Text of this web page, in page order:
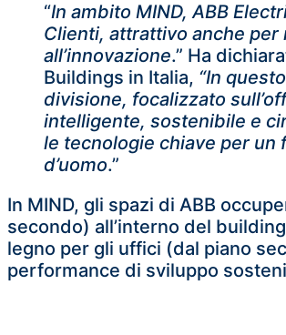
“In ambito MIND, ABB
Clienti, attrattivo anche
all’innovazione.” Ha
Buildings in Italia, “In
divisione, focalizzato
intelligente, sostenibile e
le tecnologie chiave per un
d’uomo.”
In MIND, gli spazi di ABB
secondo) all’interno del
legno per gli uffici (dal piano
performance di sviluppo